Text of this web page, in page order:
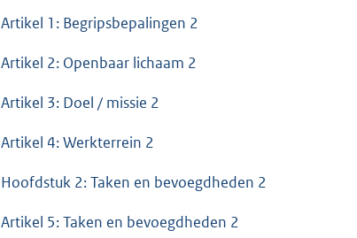
Artikel 1: Begripsbepalingen 2
Artikel 2: Openbaar lichaam 2
Artikel 3: Doel / missie 2
Artikel 4: Werkterrein 2
Hoofdstuk 2: Taken en bevoegdheden 2
Artikel 5: Taken en bevoegdheden 2